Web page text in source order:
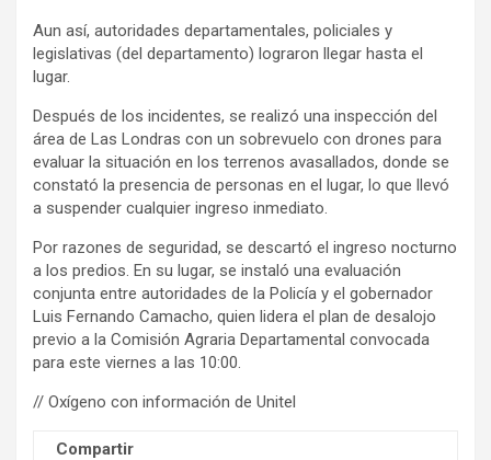
e
r
t
i
s
e
m
n
t
:
Aun así, autoridades departamentales, policiales y
legislativas (del departamento) lograron llegar hasta el
lugar.
Después de los incidentes, se realizó una inspección del
área de Las Londras con un sobrevuelo con drones para
evaluar la situación en los terrenos avasallados, donde se
constató la presencia de personas en el lugar, lo que llevó
a suspender cualquier ingreso inmediato.
Por razones de seguridad, se descartó el ingreso nocturno
a los predios. En su lugar, se instaló una evaluación
conjunta entre autoridades de la Policía y el gobernador
Luis Fernando Camacho, quien lidera el plan de desalojo
previo a la Comisión Agraria Departamental convocada
para este viernes a las 10:00.
// Oxígeno con información de Unitel
Compartir